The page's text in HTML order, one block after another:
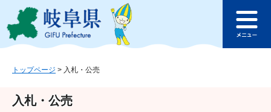
ジ
ュ
このページの本文へ
ュ
トップページ > 入札・公売
入札・公売